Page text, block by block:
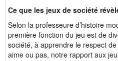
Ce que les jeux de société
Selon la professeure d’histoire
première fonction du jeu est de
société, à apprendre le respect
aime ou pas, notre rapport aux